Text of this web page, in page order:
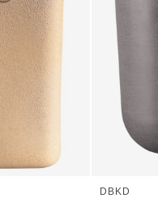
DBKD